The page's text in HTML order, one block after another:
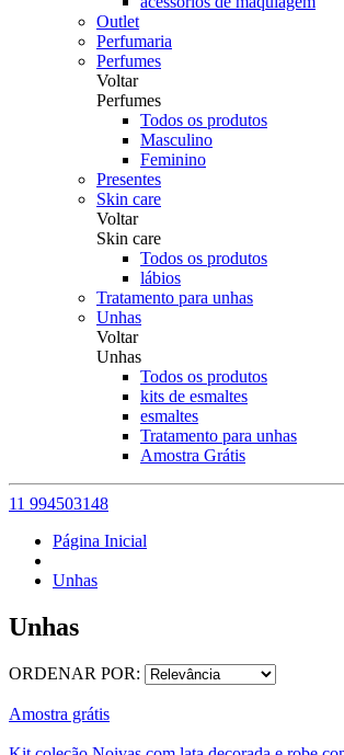
Outlet
Perfumaria
Perfumes
Voltar
Perfumes
Todos os produtos
Masculino
Feminino
Presentes
Skin care
Voltar
Skin care
Todos os produtos
lábios
Tratamento para unhas
Unhas
Voltar
Unhas
Todos os produtos
kits de esmaltes
esmaltes
Tratamento para unhas
Amostra Grátis
11 994503148
Página Inicial
Unhas
Unhas
ORDENAR POR:
Amostra grátis